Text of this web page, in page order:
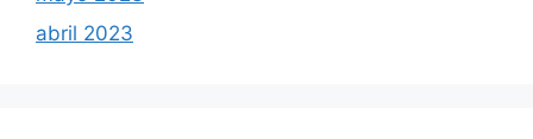
abril 2023